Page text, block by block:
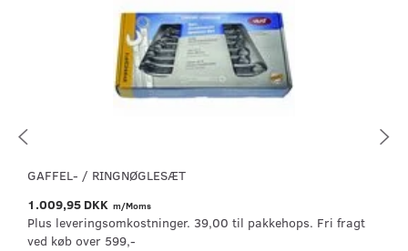
GAFFEL- / RINGNØGLESÆT
1.009,95 DKK m/Moms
Plus leveringsomkostninger. 39,00 til pakkehops. Fri fragt
ved køb over 599,-